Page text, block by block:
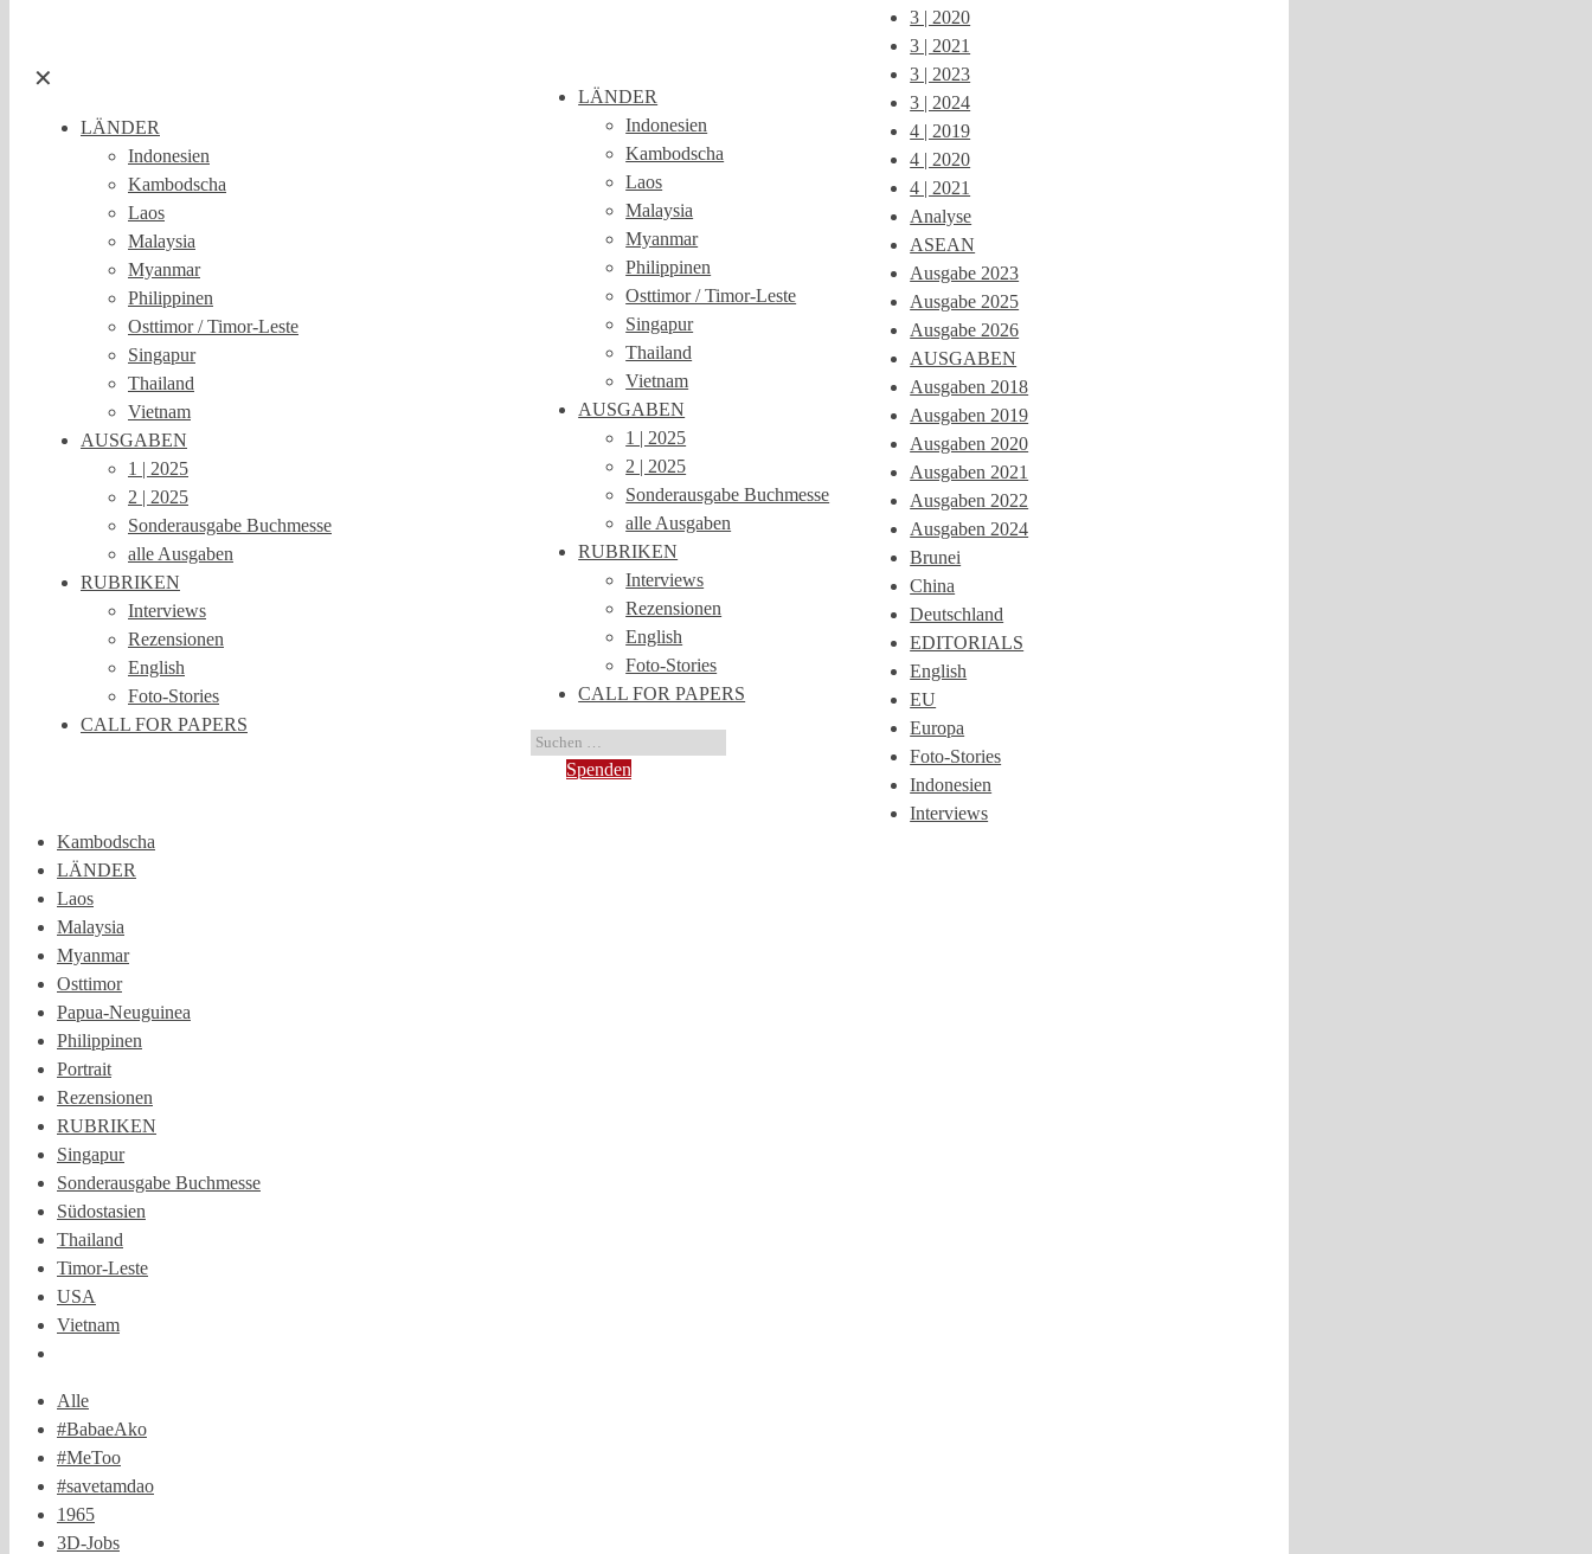
✕
LÄNDER
Indonesien
Kambodscha
Laos
Malaysia
Myanmar
Philippinen
Osttimor / Timor-Leste
Singapur
Thailand
Vietnam
AUSGABEN
1 | 2025
2 | 2025
Sonderausgabe Buchmesse
alle Ausgaben
RUBRIKEN
Interviews
Rezensionen
English
Foto-Stories
CALL FOR PAPERS
LÄNDER
Indonesien
Kambodscha
Laos
Malaysia
Myanmar
Philippinen
Osttimor / Timor-Leste
Singapur
Thailand
Vietnam
AUSGABEN
1 | 2025
2 | 2025
Sonderausgabe Buchmesse
alle Ausgaben
RUBRIKEN
Interviews
Rezensionen
English
Foto-Stories
CALL FOR PAPERS
Spenden
3 | 2020
3 | 2021
3 | 2023
3 | 2024
4 | 2019
4 | 2020
4 | 2021
Analyse
ASEAN
Ausgabe 2023
Ausgabe 2025
Ausgabe 2026
AUSGABEN
Ausgaben 2018
Ausgaben 2019
Ausgaben 2020
Ausgaben 2021
Ausgaben 2022
Ausgaben 2024
Brunei
China
Deutschland
EDITORIALS
English
EU
Europa
Foto-Stories
Indonesien
Interviews
Kambodscha
LÄNDER
Laos
Malaysia
Myanmar
Osttimor
Papua-Neuguinea
Philippinen
Portrait
Rezensionen
RUBRIKEN
Singapur
Sonderausgabe Buchmesse
Südostasien
Thailand
Timor-Leste
USA
Vietnam
Alle
#BabaeAko
#MeToo
#savetamdao
1965
3D-Jobs